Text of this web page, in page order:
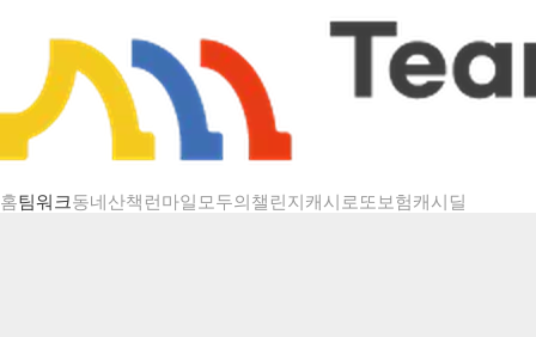
홈팀워크동네산책 런마일모두의챌린지캐시로또보험캐시딜
챌린지 상세